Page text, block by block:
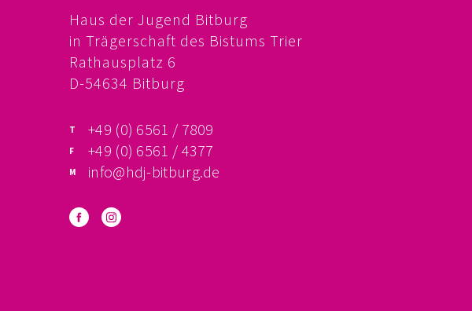
Haus der Jugend Bitburg
in Trägerschaft des Bistums Trier
Rathausplatz 6
D-54634 Bitburg
+49 (0) 6561 / 7809
+49 (0) 6561 / 4377
info@hdj-bitburg.de